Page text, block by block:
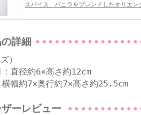
スパイス、バニラをブレンドしたオリエン
詳細
）
直径約6×高さ約12cm
幅約7×奥行約7×高さ約25.5cm
ーレビュー